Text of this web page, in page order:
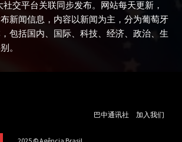
交平台关联同步发布。网站每天更新，
新闻信息，内容以新闻为主，分为葡萄牙
包括国内、国际、科技、经济、政治、生
。
巴中通讯社 加入我们